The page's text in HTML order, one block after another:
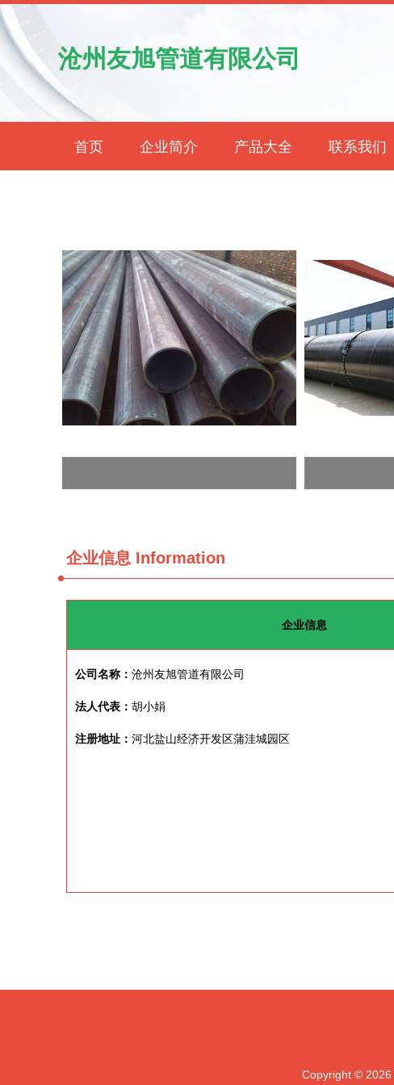
沧州友旭管道有限公司
首页 企业简介 产品大全 联系我们
企业信息 Information
企业信息
公司名称： 沧州友旭管道有限公司
法人代表： 胡小娟
注册地址： 河北盐山经济开发区蒲洼城园区
Copyright © 2026